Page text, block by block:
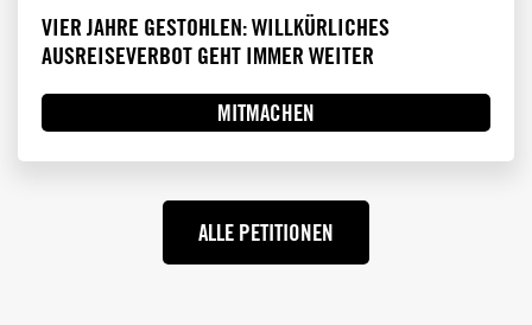
VIER JAHRE GESTOHLEN: WILLKÜRLICHES
AUSREISEVERBOT GEHT IMMER WEITER
MITMACHEN
ALLE PETITIONEN